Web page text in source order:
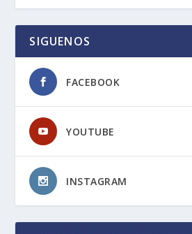
SIGUENOS
FACEBOOK
YOUTUBE
INSTAGRAM